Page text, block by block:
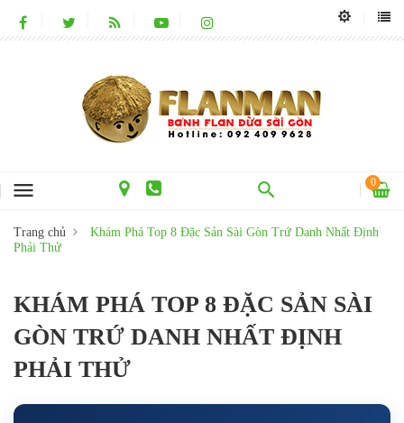
menu 0
Trang chủ
Khám Phá Top 8 Đặc Sản Sài Gòn Trứ Danh Nhất Định
Phải Thử
KHÁM PHÁ TOP 8 ĐẶC SẢN SÀI
GÒN TRỨ DANH NHẤT ĐỊNH
PHẢI THỬ